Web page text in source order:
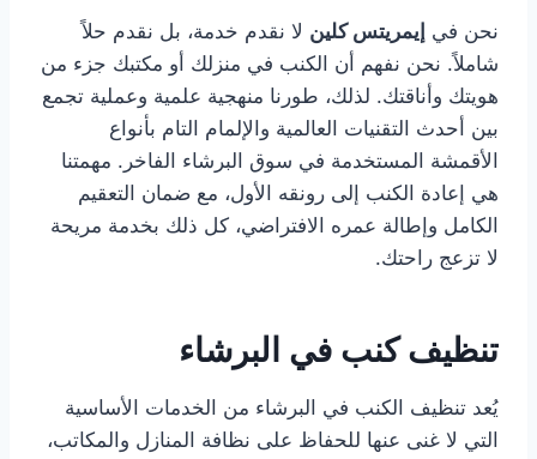
نحن في إيمريتس كلين لا نقدم خدمة، بل نقدم حلاً
شاملاً. نحن نفهم أن الكنب في منزلك أو مكتبك جزء من
هويتك وأناقتك. لذلك، طورنا منهجية علمية وعملية تجمع
بين أحدث التقنيات العالمية والإلمام التام بأنواع
الأقمشة المستخدمة في سوق البرشاء الفاخر. مهمتنا
هي إعادة الكنب إلى رونقه الأول، مع ضمان التعقيم
الكامل وإطالة عمره الافتراضي، كل ذلك بخدمة مريحة
لا تزعج راحتك.
تنظيف كنب في البرشاء
يُعد تنظيف الكنب في البرشاء من الخدمات الأساسية
التي لا غنى عنها للحفاظ على نظافة المنازل والمكاتب،